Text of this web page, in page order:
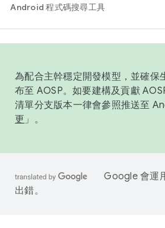
Android 程式碼搜尋工具
為配合主幹穩定開發模型，並確保
布至 AOSP。如要建構及貢獻
清單分支版本一律會參照推送至
更 」。
Google 會運
出錯。